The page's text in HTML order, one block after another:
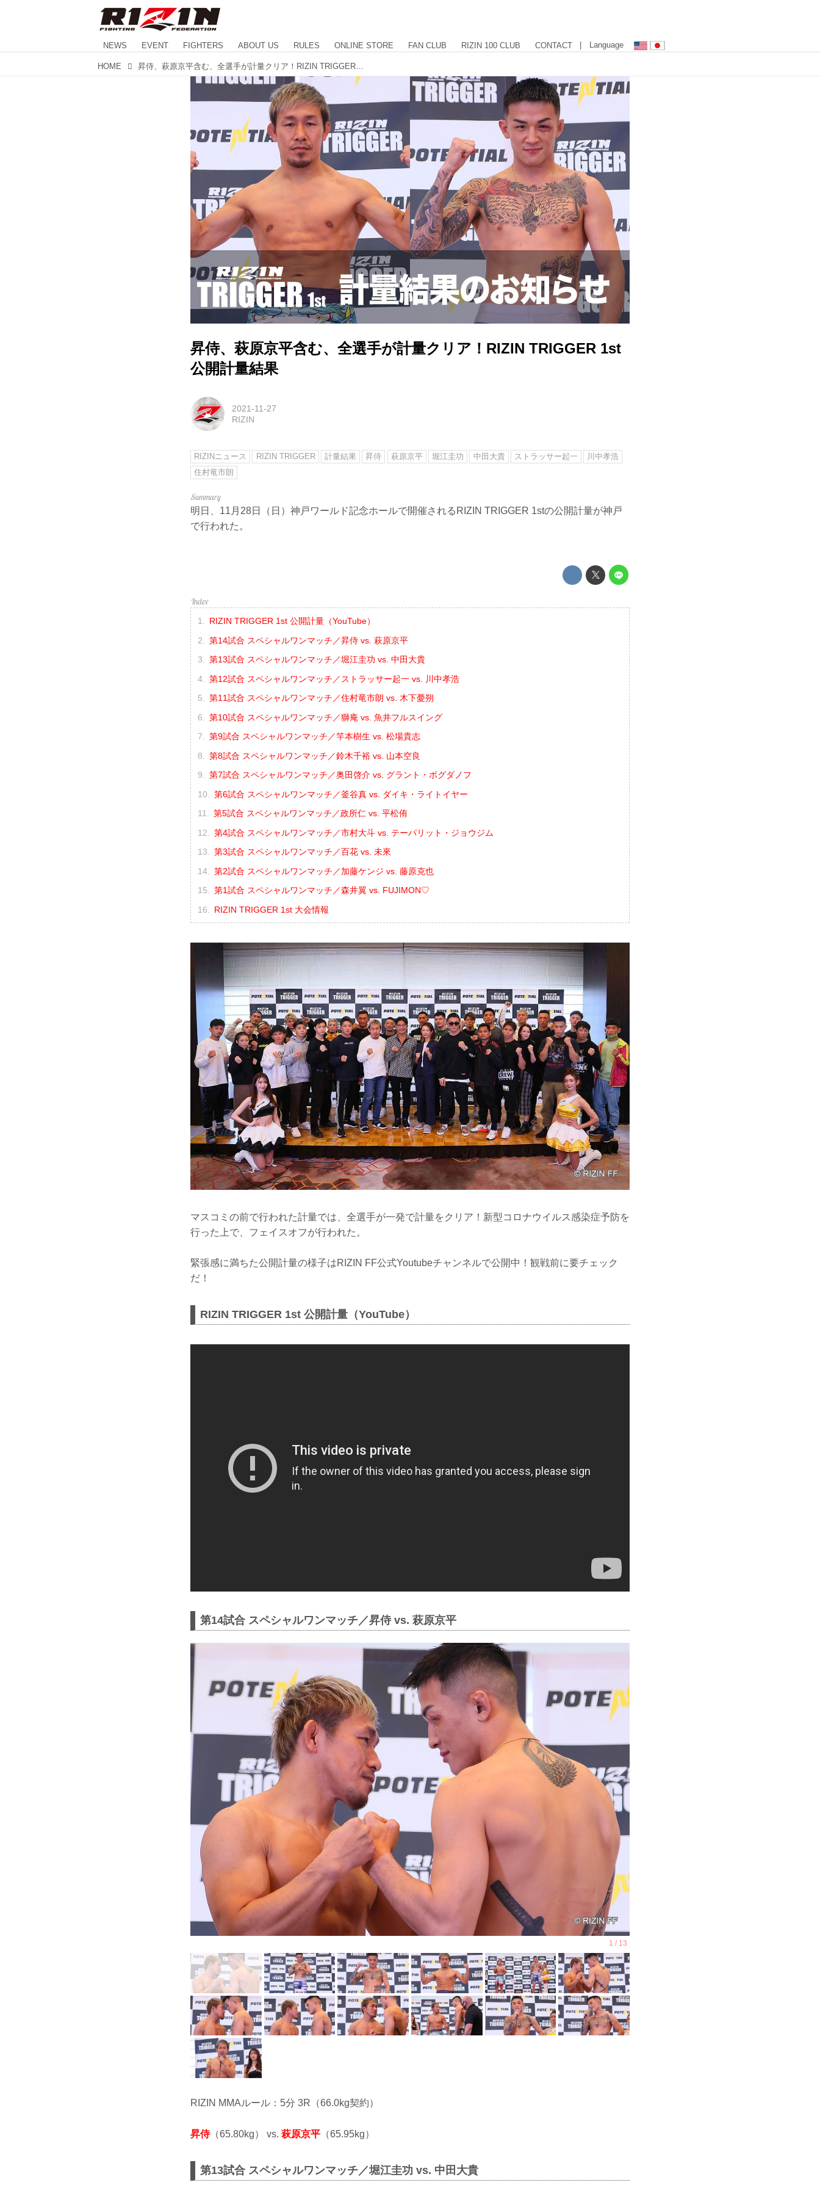
NEWS EVENT FIGHTERS ABOUT US RULES ONLINE STORE FAN CLUB RIZIN 100 CLUB CONTACT | Language
HOME
昇侍、萩原京平含む、全選手が計量クリア！RIZIN TRIGGER 1st
公開計量結果
2021-11-27
RIZIN
RIZINニュース RIZIN TRIGGER 計量結果 昇侍 萩原京平 堀江圭功 中田大貴 ストラッサー起一
川中孝浩
住村竜市朗
明日、11月28日（日）神戸ワールド記念ホールで開催されるRIZIN TRIGGER 1stの公開計量が神戸
で行われた。
RIZIN TRIGGER 1st 公開計量（YouTube）
第14試合 スペシャルワンマッチ／昇侍 vs. 萩原京平
第13試合 スペシャルワンマッチ／堀江圭功 vs. 中田大貴
第12試合 スペシャルワンマッチ／ストラッサー起一 vs. 川中孝浩
第11試合 スペシャルワンマッチ／住村竜市朗 vs. 木下憂朔
第10試合 スペシャルワンマッチ／獅庵 vs. 魚井フルスイング
第9試合 スペシャルワンマッチ／竿本樹生 vs. 松場貴志
第8試合 スペシャルワンマッチ／鈴木千裕 vs. 山本空良
第7試合 スペシャルワンマッチ／奥田啓介 vs. グラント・ボグダノフ
第6試合 スペシャルワンマッチ／釜谷真 vs. ダイキ・ライトイヤー
第5試合 スペシャルワンマッチ／政所仁 vs. 平松侑
第4試合 スペシャルワンマッチ／市村大斗 vs. テーパリット・ジョウジム
第3試合 スペシャルワンマッチ／百花 vs. 未來
第2試合 スペシャルワンマッチ／加藤ケンジ vs. 藤原克也
第1試合 スペシャルワンマッチ／森井翼 vs. FUJIMON♡
RIZIN TRIGGER 1st 大会情報
マスコミの前で行われた計量では、全選手が一発で計量をクリア！新型コロナウイルス感染症予防を
行った上で、フェイスオフが行われた。
緊張感に満ちた公開計量の様子はRIZIN FF公式Youtubeチャンネルで公開中！観戦前に要チェック
だ！
RIZIN TRIGGER 1st 公開計量（YouTube）
第14試合 スペシャルワンマッチ／昇侍 vs. 萩原京平
RIZIN MMAルール：5分 3R（66.0kg契約）
昇侍（65.80kg） vs. 萩原京平 （65.95kg）
第13試合 スペシャルワンマッチ／堀江圭功 vs. 中田大貴